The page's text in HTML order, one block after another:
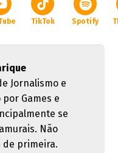
TikTok Spotify
Jornalismo e
Games e
se
Não
de primeira.